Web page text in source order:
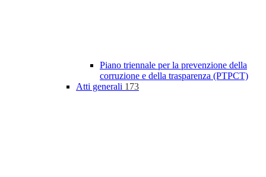
Piano triennale per la prevenzione della
corruzione e della trasparenza (PTPCT)
Atti generali 173